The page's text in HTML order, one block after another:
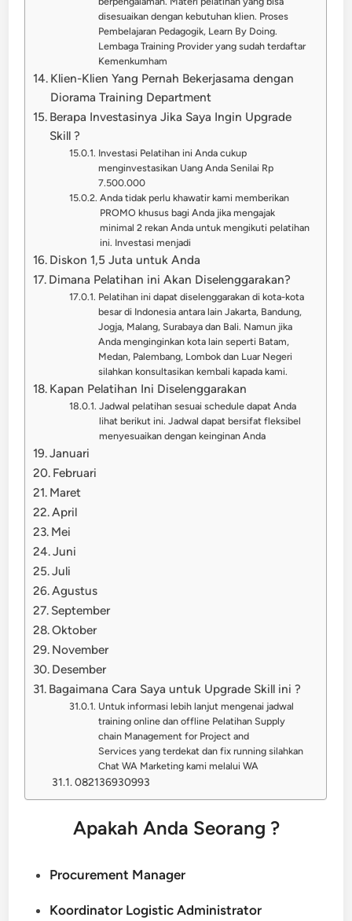
disesuaikan dengan kebutuhan klien. Proses
Pembelajaran Pedagogik, Learn By Doing.
Lembaga Training Provider yang sudah terdaftar
Kemenkumham
Klien-Klien Yang Pernah Bekerjasama dengan
Diorama Training Department
Berapa Investasinya Jika Saya Ingin Upgrade
Skill ?
Investasi Pelatihan ini Anda cukup
menginvestasikan Uang Anda Senilai Rp
7.500.000
Anda tidak perlu khawatir kami memberikan
PROMO khusus bagi Anda jika mengajak
minimal 2 rekan Anda untuk mengikuti pelatihan
ini. Investasi menjadi
Diskon 1,5 Juta untuk Anda
Dimana Pelatihan ini Akan Diselenggarakan?
Pelatihan ini dapat diselenggarakan di kota-kota
besar di Indonesia antara lain Jakarta, Bandung,
Jogja, Malang, Surabaya dan Bali. Namun jika
Anda menginginkan kota lain seperti Batam,
Medan, Palembang, Lombok dan Luar Negeri
silahkan konsultasikan kembali kapada kami.
Kapan Pelatihan Ini Diselenggarakan
Jadwal pelatihan sesuai schedule dapat Anda
lihat berikut ini. Jadwal dapat bersifat fleksibel
menyesuaikan dengan keinginan Anda
Januari
Februari
Maret
April
Mei
Juni
Juli
Agustus
September
Oktober
November
Desember
Bagaimana Cara Saya untuk Upgrade Skill ini ?
Untuk informasi lebih lanjut mengenai jadwal
training online dan offline Pelatihan Supply
chain Management for Project and
Services yang terdekat dan fix running silahkan
Chat WA Marketing kami melalui WA
082136930993
Apakah Anda Seorang ?
Procurement Manager
Koordinator Logistic Administrator